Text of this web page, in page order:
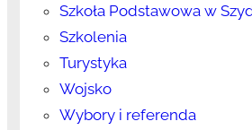
Szkoła Podstawowa w
Szkolenia
Turystyka
Wojsko
Wybory i referenda